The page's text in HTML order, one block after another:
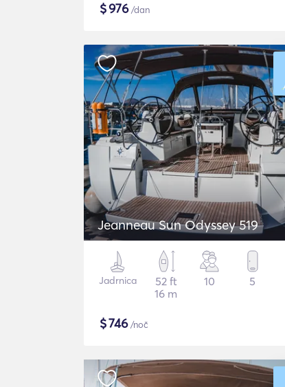
$976/dan
Jeanneau Sun Odyssey 519
Jadrnica
52 ft
16 m
10 5
$746/noč